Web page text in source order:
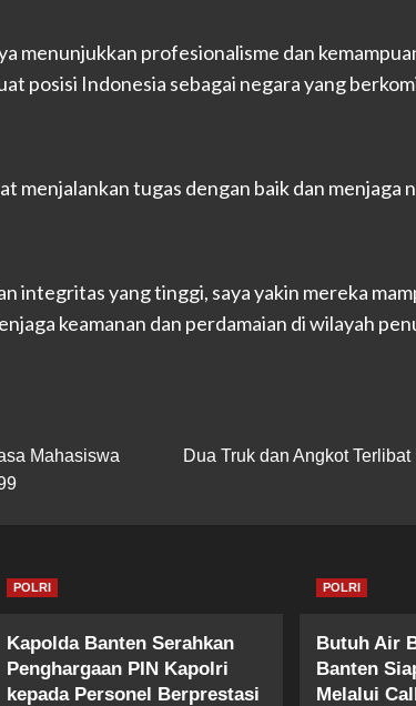
menunjukkan profesionalisme dan
posisi Indonesia sebagai negara yang
menjalankan tugas dengan baik dan menjaga
integritas yang tinggi, saya yakin mereka
keamanan dan perdamaian di wilayah
Mahasiswa
Dua Truk dan Angkot
POLRI
Kapolda Banten Serahkan
Penghargaan PIN Kapolri
kepada Personel Berprestasi
POLRI
Butuh Air
Banten
Melalui